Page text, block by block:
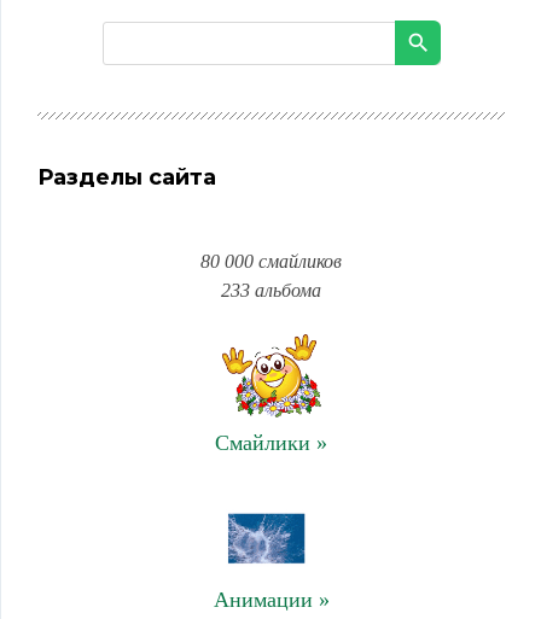
Разделы сайта
80 000 смайликов
233 альбома
Смайлики »
Анимации »